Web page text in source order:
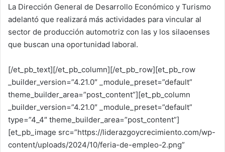
La Dirección General de Desarrollo Económico y Turismo
adelantó que realizará más actividades para vincular al
sector de producción automotriz con las y los silaoenses
que buscan una oportunidad laboral.
[/et_pb_text][/et_pb_column][/et_pb_row][et_pb_row
_builder_version=”4.21.0″ _module_preset=”default”
theme_builder_area=”post_content”][et_pb_column
_builder_version=”4.21.0″ _module_preset=”default”
type=”4_4″ theme_builder_area=”post_content”]
[et_pb_image src=”https://liderazgoycrecimiento.com/wp-
content/uploads/2024/10/feria-de-empleo-2.png”